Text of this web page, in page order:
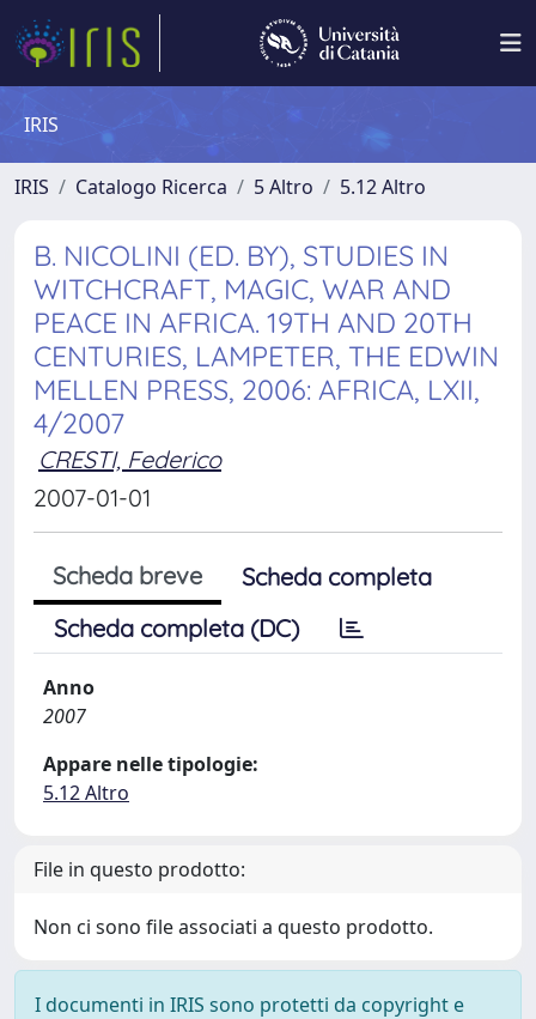
IRIS
IRIS Catalogo Ricerca 5 Altro 5.12 Altro
B. NICOLINI (ED. BY), STUDIES IN
WITCHCRAFT, MAGIC, WAR AND
PEACE IN AFRICA. 19TH AND 20TH
CENTURIES, LAMPETER, THE EDWIN
MELLEN PRESS, 2006: AFRICA, LXII,
4/2007
CRESTI, Federico
2007-01-01
Scheda breve
Scheda completa
Scheda completa (DC)
Anno
2007
Appare nelle tipologie:
5.12 Altro
File in questo prodotto:
Non ci sono file associati a questo prodotto.
I documenti in IRIS sono protetti da copyright e